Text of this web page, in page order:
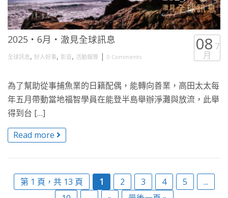
2025・6月・澈見全球訊息
全球訊息, 好人好事, 影音, 活動報導 | 0 Comments
08 7
月
為了幫助從事捕魚業的日籍配偶，能轉向善業，高田太太每
年五月帶動當地福智學員在能登半島舉辦淨灘與放流，此舉
得到台 […]
Read more
第 1 頁，共 13 頁 1 2 3 4 5
...